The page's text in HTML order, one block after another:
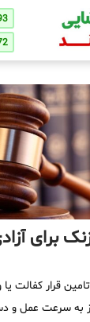
برای
قرار کفالت
به سرعت عمل و